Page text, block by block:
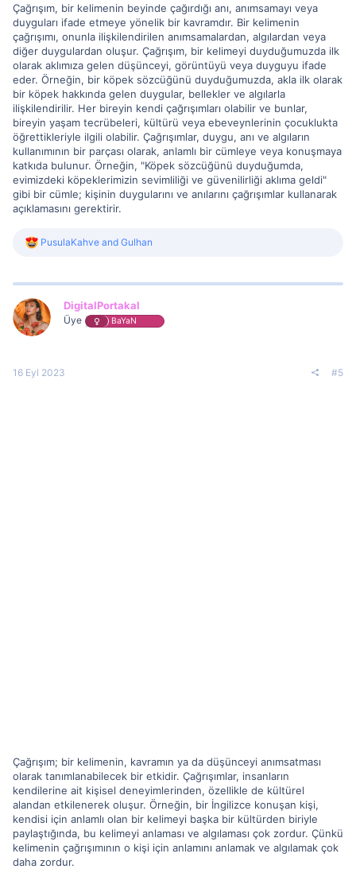
Çağrışım, bir kelimenin beyinde çağırdığı anı, anımsamayı veya
duyguları ifade etmeye yönelik bir kavramdır. Bir kelimenin
çağrışımı, onunla ilişkilendirilen anımsamalardan, algılardan veya
diğer duygulardan oluşur. Çağrışım, bir kelimeyi duyduğumuzda ilk
olarak aklımıza gelen düşünceyi, görüntüyü veya duyguyu ifade
eder. Örneğin, bir köpek sözcüğünü duyduğumuzda, akla ilk olarak
bir köpek hakkında gelen duygular, bellekler ve algılarla
ilişkilendirilir. Her bireyin kendi çağrışımları olabilir ve bunlar,
bireyin yaşam tecrübeleri, kültürü veya ebeveynlerinin çocuklukta
öğrettikleriyle ilgili olabilir. Çağrışımlar, duygu, anı ve algıların
kullanımının bir parçası olarak, anlamlı bir cümleye veya konuşmaya
katkıda bulunur. Örneğin, "Köpek sözcüğünü duyduğumda,
evimizdeki köpeklerimizin sevimliliği ve güvenilirliği aklıma geldi"
gibi bir cümle; kişinin duygularını ve anılarını çağrışımlar kullanarak
açıklamasını gerektirir.
R
i
o
n
PusulaKahve and Gulhan
DigitalPortakal
Üye BaYaN
16 Eyl 2023 #5
Çağrışım; bir kelimenin, kavramın ya da düşünceyi anımsatması
olarak tanımlanabilecek bir etkidir. Çağrışımlar, insanların
kendilerine ait kişisel deneyimlerinden, özellikle de kültürel
alandan etkilenerek oluşur. Örneğin, bir İngilizce konuşan kişi,
kendisi için anlamlı olan bir kelimeyi başka bir kültürden biriyle
paylaştığında, bu kelimeyi anlaması ve algılaması çok zordur. Çünkü
kelimenin çağrışımının o kişi için anlamını anlamak ve algılamak çok
daha zordur.